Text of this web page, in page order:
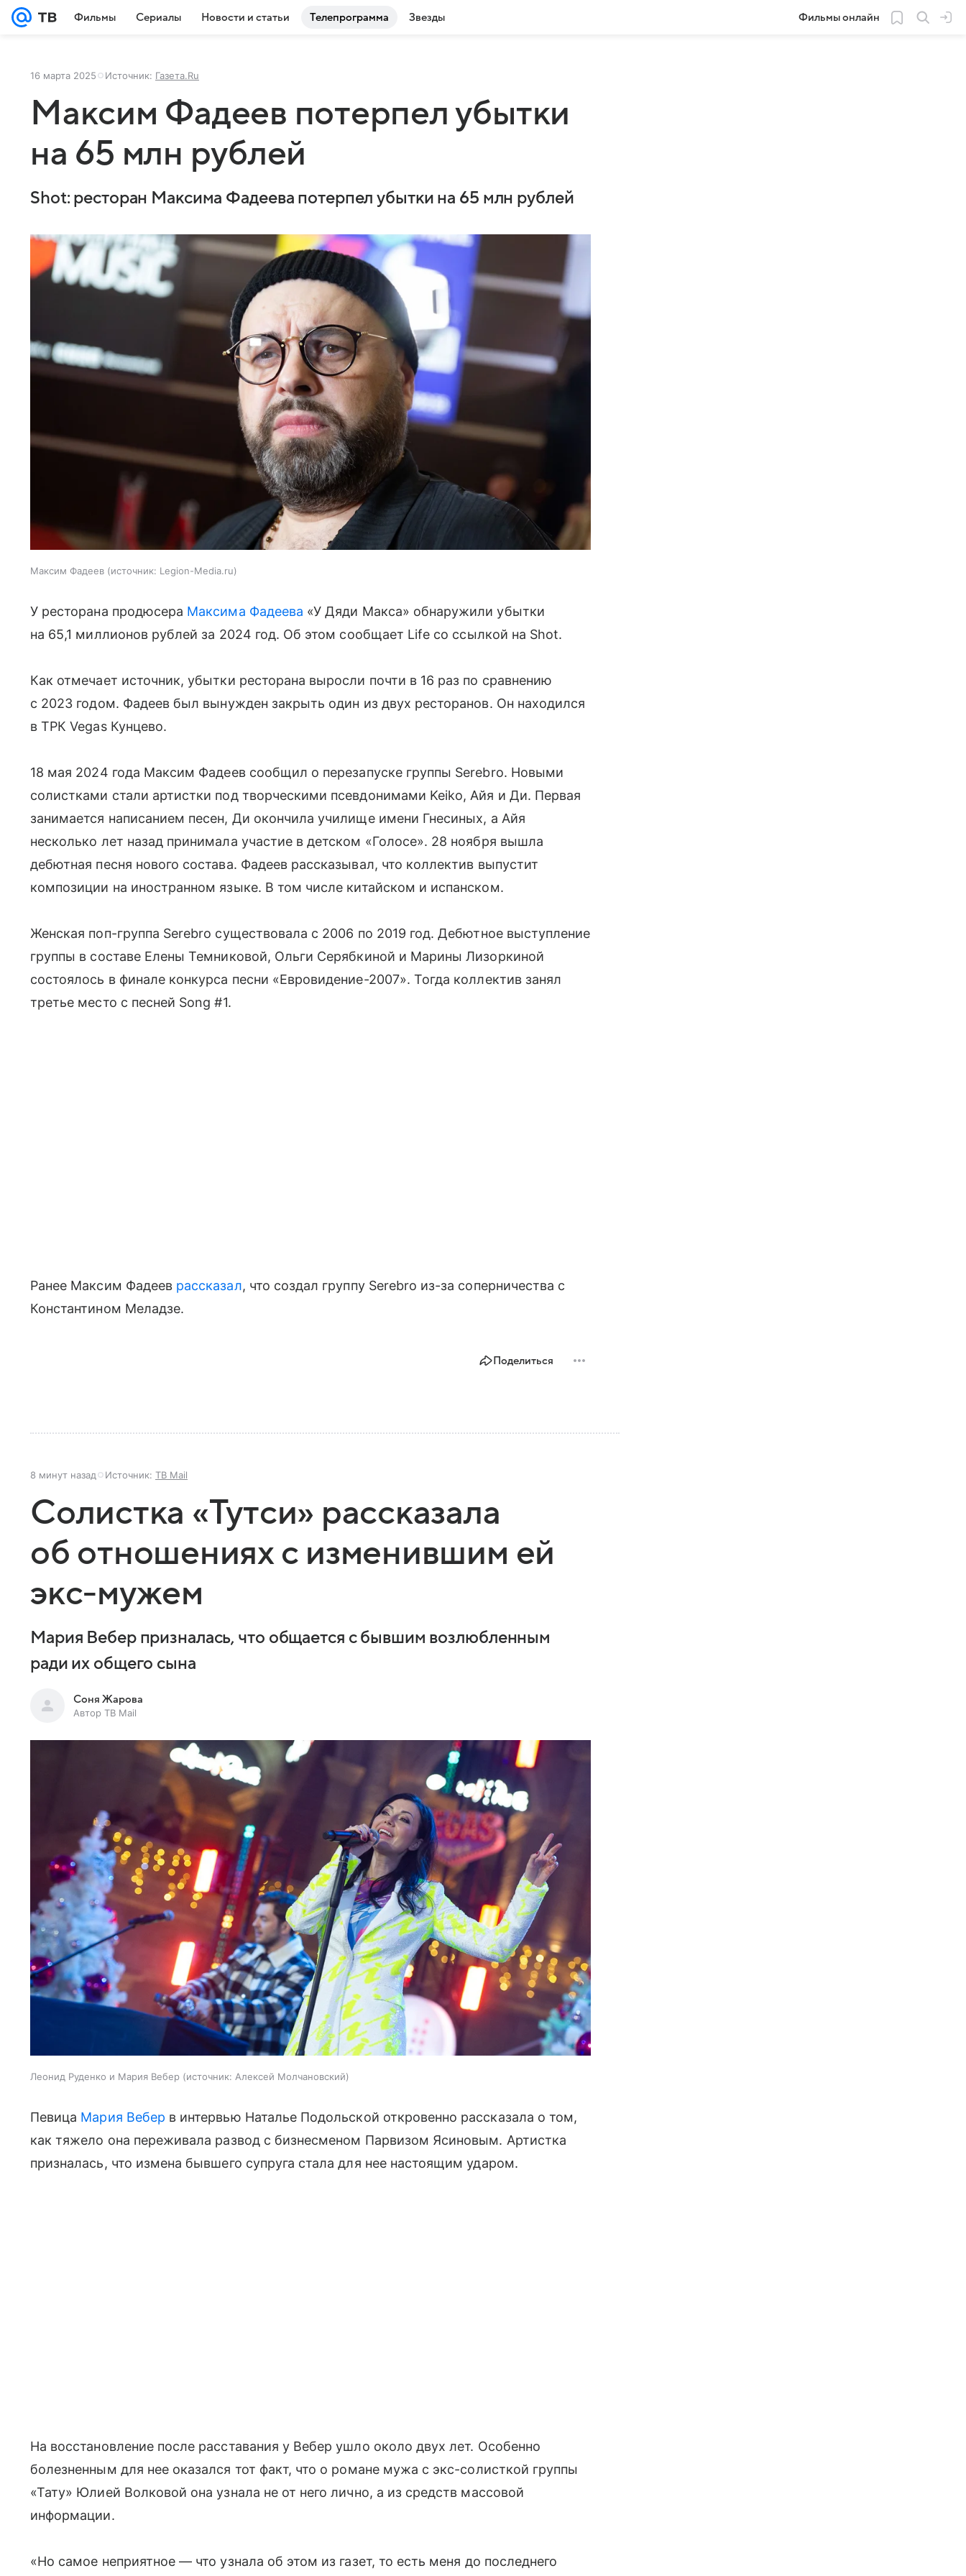
Фильмы Сериалы Новости и статьи Телепрограмма Звезды Фильмы онлайн
16 марта 2025 Источник: Газета.Ru
Максим Фадеев потерпел убытки
на 65 млн рублей
Shot: ресторан Максима Фадеева потерпел убытки на 65 млн рублей
Максим Фадеев источник: Legion-Media.ru
У ресторана продюсера Максима Фадеева «У Дяди Макса» обнаружили убытки
на 65,1 миллионов рублей за 2024 год. Об этом сообщает Life со ссылкой на Shot.
Как отмечает источник, убытки ресторана выросли почти в 16 раз по сравнению
с 2023 годом. Фадеев был вынужден закрыть один из двух ресторанов. Он находился
в ТРК Vegas Кунцево.
18 мая 2024 года Максим Фадеев сообщил о перезапуске группы Serebro. Новыми
солистками стали артистки под творческими псевдонимами Keiko, Айя и Ди. Первая
занимается написанием песен, Ди окончила училище имени Гнесиных, а Айя
несколько лет назад принимала участие в детском «Голосе». 28 ноября вышла
дебютная песня нового состава. Фадеев рассказывал, что коллектив выпустит
композиции на иностранном языке. В том числе китайском и испанском.
Женская поп-группа Serebro существовала с 2006 по 2019 год. Дебютное выступление
группы в составе Елены Темниковой, Ольги Серябкиной и Марины Лизоркиной
состоялось в финале конкурса песни «Евровидение-2007». Тогда коллектив занял
третье место с песней Song #1.
Ранее Максим Фадеев рассказал, что создал группу Serebro из-за соперничества с
Константином Меладзе.
Поделиться
8 минут назад Источник: ТВ Mail
Солистка «Тутси» рассказала
об отношениях с изменившим ей
экс-мужем
Мария Вебер призналась, что общается с бывшим возлюбленным
ради их общего сына
Соня Жарова
Автор ТВ Mail
Леонид Руденко и Мария Вебер источник: Алексей Молчановский
Певица Мария Вебер в интервью Наталье Подольской откровенно рассказала о том,
как тяжело она переживала развод с бизнесменом Парвизом Ясиновым. Артистка
призналась, что измена бывшего супруга стала для нее настоящим ударом.
На восстановление после расставания у Вебер ушло около двух лет. Особенно
болезненным для нее оказался тот факт, что о романе мужа с экс-солисткой группы
«Тату» Юлией Волковой она узнала не от него лично, а из средств массовой
информации.
«Но самое неприятное — что узнала об этом из газет, то есть меня до последнего